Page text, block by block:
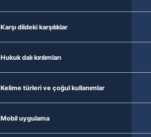
Karşı dildeki karşılıklar
Hukuk dalı kırılımları
Kelime türleri ve çoğul kullanımlar
Mobil uygulama